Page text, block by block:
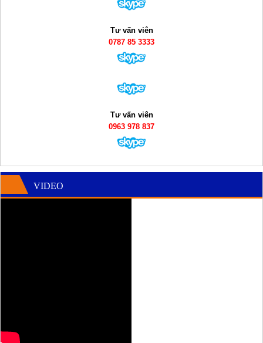
Tư vấn viên
0787 85 3333
Tư vấn viên
0963 978 837
VIDEO